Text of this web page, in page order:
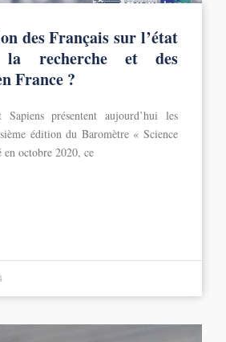
des Français sur l’état
recherche et des
France ?
présentent aujourd’hui les
édition du Baromètre « Science
octobre 2020, ce